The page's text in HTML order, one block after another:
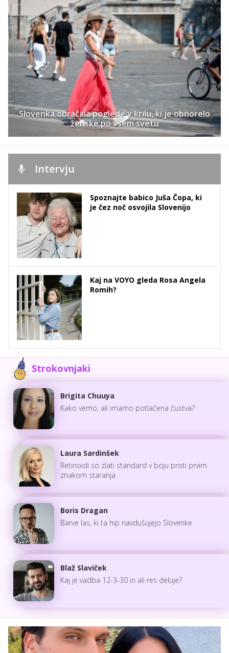
Slovenka obračala poglede v krilu, ki je obnorelo
ženske po vsem svetu
Intervju
Spoznajte babico Juša Čopa, ki
je čez noč osvojila Slovenijo
Kaj na VOYO gleda Rosa Angela
Romih?
Strokovnjaki
Brigita Chuuya
Kako vemo, ali imamo potlačena čustva?
Laura Sardinšek
Retinoidi so zlati standard v boju proti prvim
znakom staranja
Boris Dragan
Barve las, ki ta hip navdušujejo Slovenke
Blaž Slaviček
Kaj je vadba 12-3-30 in ali res deluje?